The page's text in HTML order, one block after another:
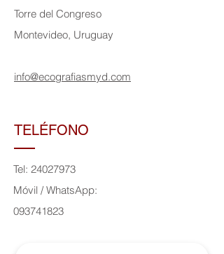
Torre del Congreso
Montevideo, Uruguay
info@ecografiasmyd.com
TELÉFONO
Tel: 24027973
Móvil / WhatsApp:
093741823